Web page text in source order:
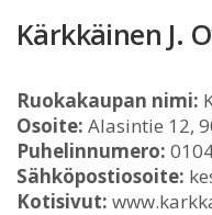
Kärkkäinen J.
Ruokakaupan nimi:
Osoite: Alasintie 12,
Puhelinnumero:
Sähköpostiosoite:
Kotisivut: